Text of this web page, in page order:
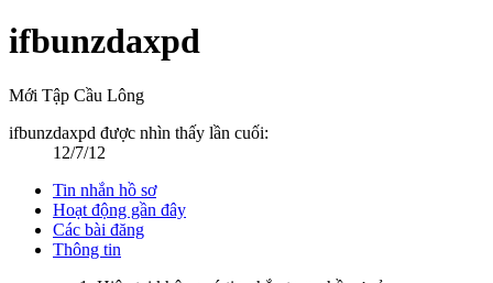
ifbunzdaxpd
Mới Tập Cầu Lông
ifbunzdaxpd được nhìn thấy lần cuối:
12/7/12
Tin nhắn hồ sơ
Hoạt động gần đây
Các bài đăng
Thông tin